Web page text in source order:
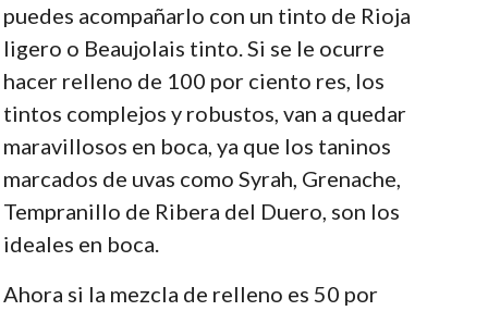
puedes acompañarlo con un tinto de Rioja
ligero o Beaujolais tinto. Si se le ocurre
hacer relleno de 100 por ciento res, los
tintos complejos y robustos, van a quedar
maravillosos en boca, ya que los taninos
marcados de uvas como Syrah, Grenache,
Tempranillo de Ribera del Duero, son los
ideales en boca.
Ahora si la mezcla de relleno es 50 por